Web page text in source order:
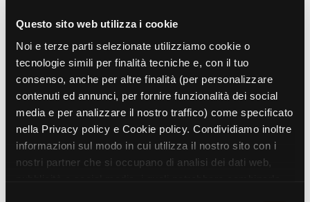
Questo sito web utilizza i cookie
Noi e terze parti selezionate utilizziamo cookie o
tecnologie simili per finalità tecniche e, con il tuo
consenso, anche per altre finalità (per personalizzare
contenuti ed annunci, per fornire funzionalità dei social
media e per analizzare il nostro traffico) come specificato
nella Privacy policy e Cookie policy. Condividiamo inoltre
informazioni sul modo in cui utilizza il nostro sito con i
nostri partner che si occupano di analisi dei dati web,
Whistleblowing
diffusione attraverso molteplici canali (proiezioni in sala,
canali televisivi, homevideo, piattaforme web...).
Progetti in progress
Vedi 105 progetti in progress